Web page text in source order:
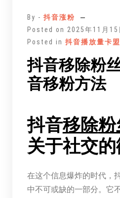
By - 抖音涨粉
Posted on 2025年11月15
Posted in 抖音播放量卡
抖音移除粉
音移粉方法
抖音移除
关于社交
在这个信息爆炸的时代，
中不可或缺的一部分。它